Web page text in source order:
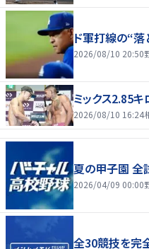
ド軍打線の“
2026/08/10 20:50
ミックス2.85
2026/08/10 16:24
夏の甲子園 全
2026/04/09 00:00
全30競技を完